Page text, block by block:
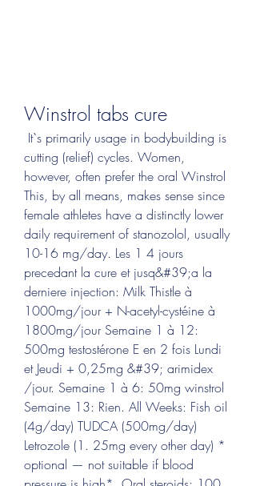
Winstrol tabs cure
cutting (relief) cycles. Women,
however, often prefer the oral Winstrol
This, by all means, makes sense since
female athletes have a distinctly lower
daily requirement of stanozolol, usually
10-16 mg/day. Les 1 4 jours
precedant la cure et jusq&#39;a la
derniere injection: Milk Thistle à
1000mg/jour + N-acetyl-cystéine à
1800mg/jour Semaine 1 à 12:
500mg testostérone E en 2 fois Lundi
et Jeudi + 0,25mg &#39; arimidex
/jour. Semaine 1 à 6: 50mg winstrol
Semaine 13: Rien. All Weeks: Fish oil
(4g/day) TUDCA (500mg/day)
Letrozole (1. 25mg every other day) *
optional — not suitable if blood